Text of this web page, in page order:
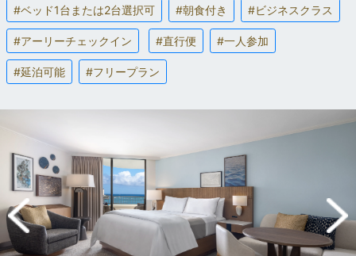
#ベッド1台または2台選択可 #朝食付き #ビジネスクラス
#アーリーチェックイン #直行便 #一人参加
#延泊可能 #フリープラン